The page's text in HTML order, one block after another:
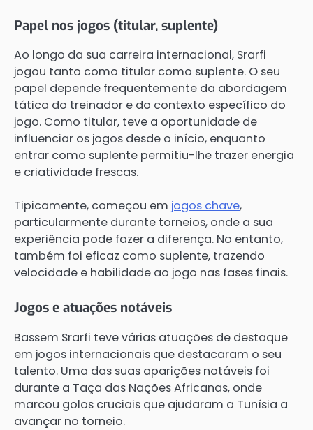
Papel nos jogos (titular, suplente)
Ao longo da sua carreira internacional, Srarfi
jogou tanto como titular como suplente. O seu
papel depende frequentemente da abordagem
tática do treinador e do contexto específico do
jogo. Como titular, teve a oportunidade de
influenciar os jogos desde o início, enquanto
entrar como suplente permitiu-lhe trazer energia
e criatividade frescas.
Tipicamente, começou em jogos chave,
particularmente durante torneios, onde a sua
experiência pode fazer a diferença. No entanto,
também foi eficaz como suplente, trazendo
velocidade e habilidade ao jogo nas fases finais.
Jogos e atuações notáveis
Bassem Srarfi teve várias atuações de destaque
em jogos internacionais que destacaram o seu
talento. Uma das suas aparições notáveis foi
durante a Taça das Nações Africanas, onde
marcou golos cruciais que ajudaram a Tunísia a
avançar no torneio.